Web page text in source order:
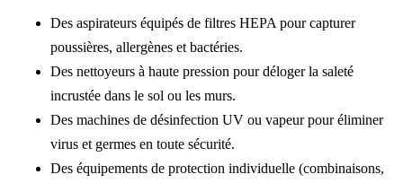
Des aspirateurs équipés de filtres HEPA pour capturer
poussières, allergènes et bactéries.
Des nettoyeurs à haute pression pour déloger la saleté
incrustée dans le sol ou les murs.
Des machines de désinfection UV ou vapeur pour éliminer
virus et germes en toute sécurité.
Des équipements de protection individuelle (combinaisons,